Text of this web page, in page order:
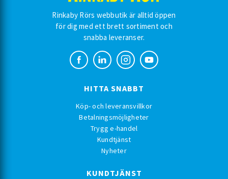
Rinkaby Rörs webbutik är alltid öppen
för dig med ett brett sortiment och
snabba leveranser.
HITTA SNABBT
Köp- och leveransvillkor
Betalningsmöjligheter
Trygg e-handel
Kundtjänst
Nyheter
KUNDTJÄNST